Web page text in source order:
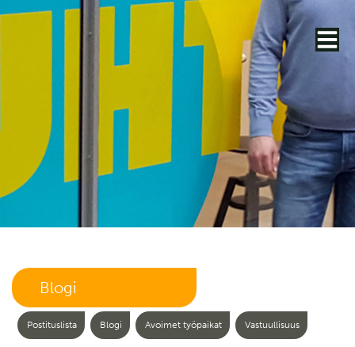
Blogi
Postituslista Blogi Avoimet työpaikat Vastuullisuus